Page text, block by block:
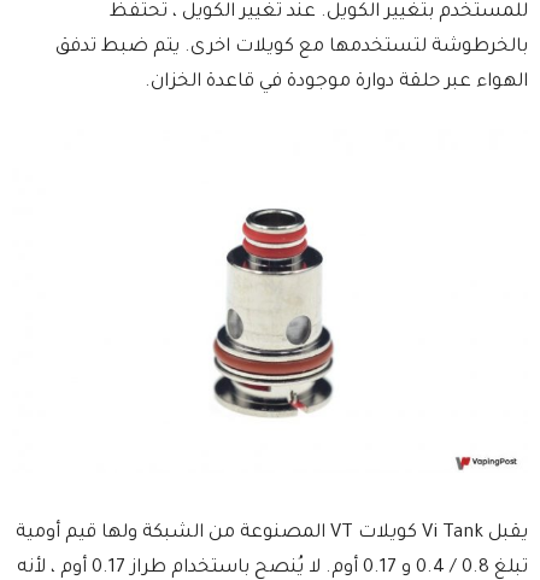
للمستخدم بتغيير الكويل. عند تغيير الكويل ، تحتفظ
بالخرطوشة لتستخدمها مع كويلات اخرى. يتم ضبط تدفق
الهواء عبر حلقة دوارة موجودة في قاعدة الخزان.
يقبل Vi Tank كويلات VT المصنوعة من الشبكة ولها قيم أومية
تبلغ 0.8 / 0.4 و 0.17 أوم. لا يُنصح باستخدام طراز 0.17 أوم ، لأنه